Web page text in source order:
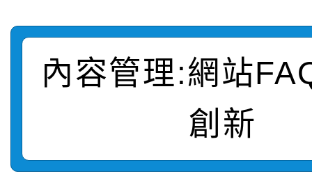
「祖孫樂淘桃」、「愛
絕-親子共學同樂會」
站幸福系列講座及成長
報，惠請貴機關(學校)
員」簡章及活動海報，
踴躍報名參加
115學年度新生訓練注
115學年度新生補報到
【甄選結果(第10招)】
學年度第1學期第7次代
【甄選結果(第2招)】
內容管理:網站
創新